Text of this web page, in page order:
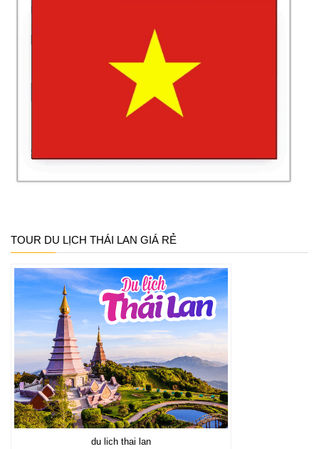
TOUR DU LỊCH THÁI LAN GIÁ RẺ
du lich thai lan